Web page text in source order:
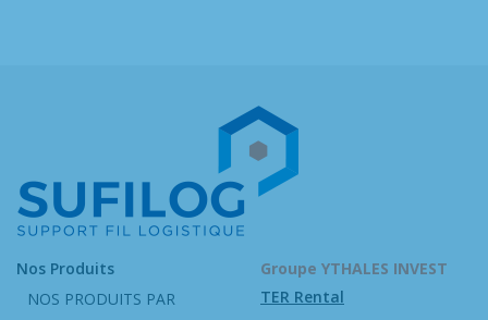
Nos Produits
NOS PRODUITS PAR
Groupe YTHALES INVEST
TER Rental